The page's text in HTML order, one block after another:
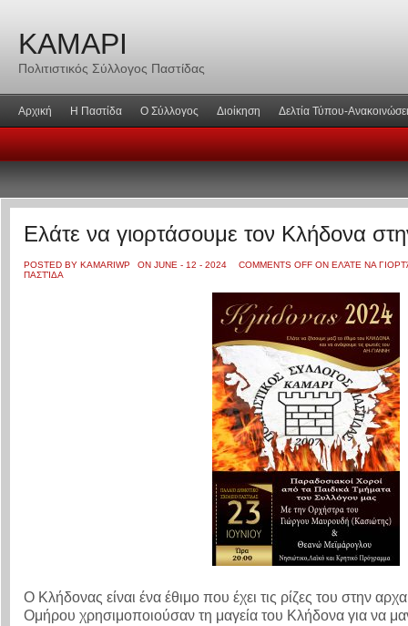
ΚΑΜΑΡΙ
Πολιτιστικός Σύλλογος Παστίδας
Αρχική Η Παστίδα Ο Σύλλογος Διοίκηση Δελτία Τύπου-
Ελάτε να γιορτάσουμε τον Κλήδονα
POSTED BY KAMARIWP ON JUNE - 12 - 2024 COMMENTS OFF ON ΕΛΆΤΕ ΝΑ
ΠΑΣΤΊΔΑ
Ο Κλήδονας είναι ένα έθιμο που έχει τις ρίζες του στην
Ομήρου χρησιμοποιούσαν τη μαγεία του Κλήδονα για να